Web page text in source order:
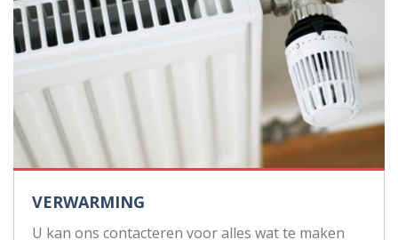
VERWARMING
U kan ons contacteren voor alles wat te maken